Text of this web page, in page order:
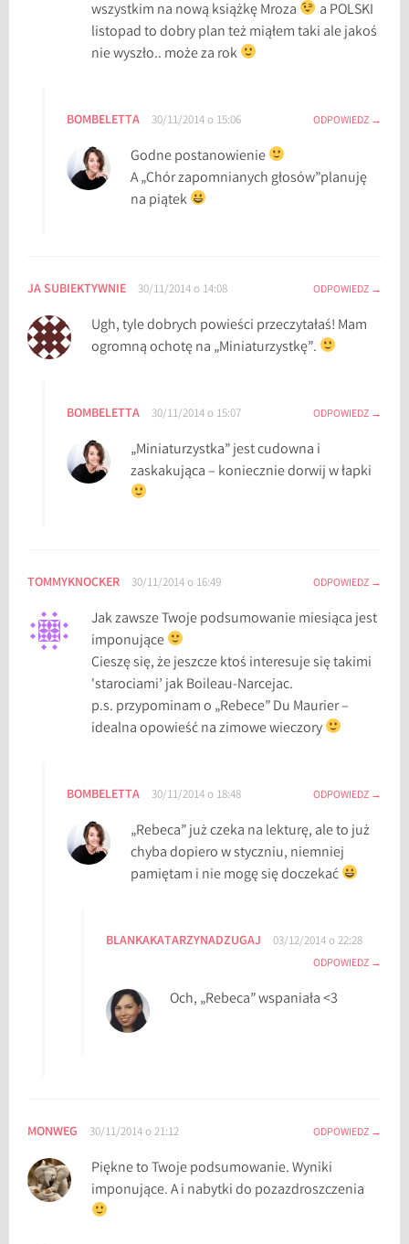
wszystkim na nową książkę Mroza
a POLSKI
listopad to dobry plan też miąłem taki ale jakoś
nie wyszło.. może za rok
BOMBELETTA 30/11/2014 o 15:06 ODPOWIEDZ
Godne postanowienie
A „Chór zapomnianych głosów”planuję
na piątek
JA SUBIEKTYWNIE 30/11/2014 o 14:08 ODPOWIEDZ
Ugh, tyle dobrych powieści przeczytałaś! Mam
ogromną ochotę na „Miniaturzystkę”.
BOMBELETTA 30/11/2014 o 15:07 ODPOWIEDZ
„Miniaturzystka” jest cudowna i
zaskakująca – koniecznie dorwij w łapki
TOMMYKNOCKER 30/11/2014 o 16:49 ODPOWIEDZ
Jak zawsze Twoje podsumowanie miesiąca jest
imponujące
Cieszę się, że jeszcze ktoś interesuje się takimi
'starociami’ jak Boileau-Narcejac.
p.s. przypominam o „Rebece” Du Maurier –
idealna opowieść na zimowe wieczory
BOMBELETTA 30/11/2014 o 18:48 ODPOWIEDZ
„Rebeca” już czeka na lekturę, ale to już
chyba dopiero w styczniu, niemniej
pamiętam i nie mogę się doczekać
BLANKAKATARZYNADZUGAJ 03/12/2014 o 22:28
ODPOWIEDZ
Och, „Rebeca” wspaniała <3
MONWEG 30/11/2014 o 21:12 ODPOWIEDZ
Piękne to Twoje podsumowanie. Wyniki
imponujące. A i nabytki do pozazdroszczenia